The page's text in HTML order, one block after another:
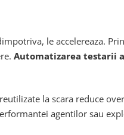
le accelereaza.
Automatizarea testarii
la scara reduce
agentilor sau